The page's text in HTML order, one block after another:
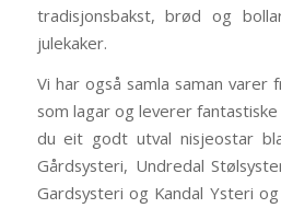
tradisjonsbakst, brød og
julekaker.
Vi har også samla saman
som lagar og leverer
du eit godt utval nisjeostar
Gårdsysteri, Undredal
Gardsysteri og Kandal Ysteri